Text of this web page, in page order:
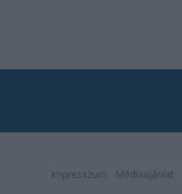
Impresszum Médiaajánlat